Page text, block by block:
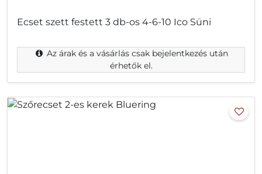
Ecset szett festett 3 db-os 4-6-10 Ico Süni
Az árak és a vásárlás csak bejelentkezés után
érhetők el.